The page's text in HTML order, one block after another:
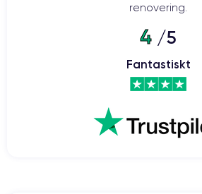
renovering.
4 /5
Fantastiskt